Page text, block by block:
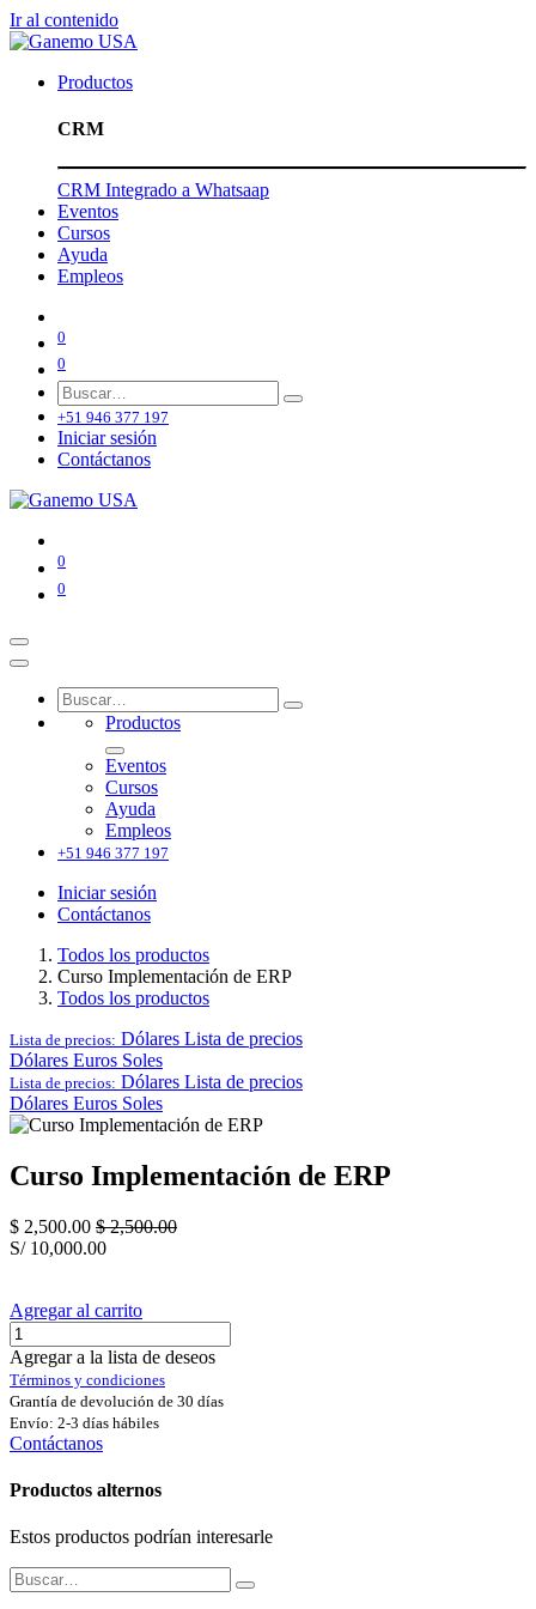
Ir al contenido
Productos
CRM
CRM Integrado a Whatsaap
Eventos
Cursos
Ayuda
Empleos
0
0
+51 946 377 197
Iniciar sesión
Contáctanos
0
0
Productos
Eventos
Cursos
Ayuda
Empleos
+51 946 377 197
Iniciar sesión
Contáctanos
Todos los productos
Curso Implementación de ERP
Todos los productos
Lista de precios: Dólares Lista de precios
Dólares Euros Soles
Lista de precios: Dólares Lista de precios
Dólares Euros Soles
Curso Implementación de ERP
$ 2,500.00 $2,500.00
S/ 10,000.00
Agregar al carrito
Agregar a la lista de deseos
Términos y condiciones
Grantía de devolución de 30 días
Envío: 2-3 días hábiles
Contáctanos
Productos alternos
Estos productos podrían interesarle